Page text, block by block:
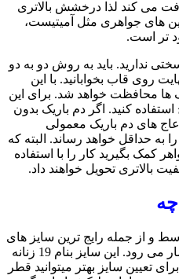
می کند لذا درخشش بالاتری
های جواهری مثل آمیتیست،
تر است.
ندارید. باید به روش دو به دو
روی قاب بخوابانید. با این
محافظت خواهد شد. برای این
استفاده کنید. اگر دم باریک بدون
های دم باریک معمولی
را به حداقل خواهد رساند. البته که
کمک بگیرید کار را با استفاده
بالاتری تحویل خواهند داد.
و از جمله رایج ترین سایز های
انگشتر نقره در میان خانم ها بشمار می رود. این سایز بنام 19 زنانه
تعیین سایز بهتر میتوانید قطر